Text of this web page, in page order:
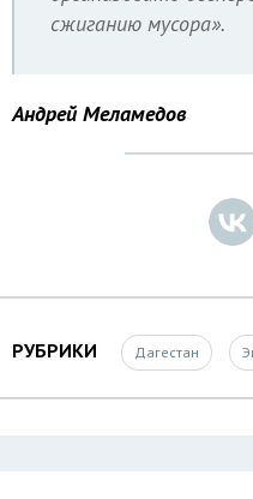
сжиганию мусора».
Андрей Меламедов
РУБРИКИ Дагестан